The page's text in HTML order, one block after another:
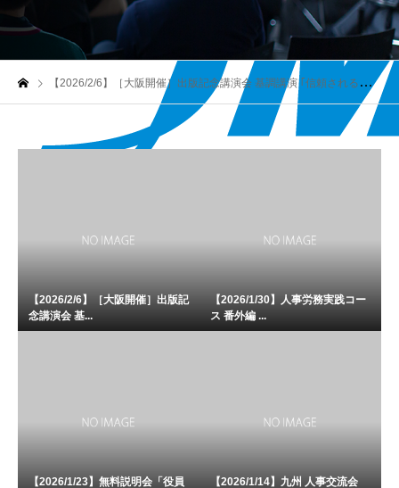
【2026/2/6】［大阪開催］出版記念講演会 基調講演 ｢信頼される人事とHRMナレッジ大系｣ 〜信頼に足る人事機能はいかにして形成されるか～
【2026/2/6】［大阪開催］出版記
念講演会 基...
【2026/1/30】人事労務実践コー
ス 番外編 ...
【2026/1/23】無料説明会「役員
【2026/1/14】九州 人事交流会